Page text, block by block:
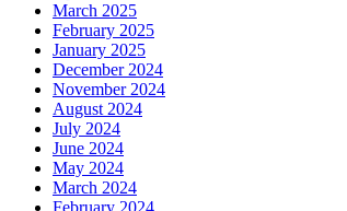
March 2025
February 2025
January 2025
December 2024
November 2024
August 2024
July 2024
June 2024
May 2024
March 2024
February 2024